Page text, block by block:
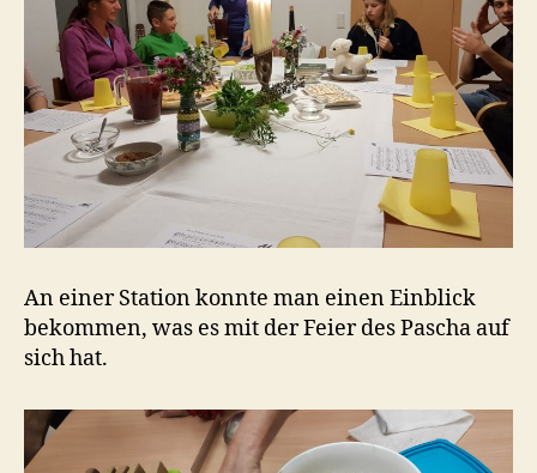
An einer Station konnte man einen Einblick
bekommen, was es mit der Feier des Pascha auf
sich hat.